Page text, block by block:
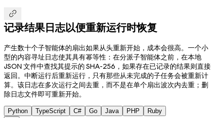

记录结果日志以便重新运行时恢复
产生数十个子智能体的扇出如果从头重新开始，成本会很高。一个小
型的内容寻址日志使其具有幂等性：在分派子智能体之前，在本地
JSON 文件中查找其提示的 SHA-256，如果存在已记录的结果则直接
返回。中断运行后重新运行，只有那些从未完成的子任务会被重新计
算。该日志在多次运行之间去重，而不是在单个扇出波次内去重；删
除日志文件即可重新开始。
Python TypeScript C# Go Java PHP Ruby